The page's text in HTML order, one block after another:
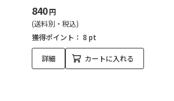
840円
(送料別・税込)
獲得ポイント： 8 pt
詳細 カートに入れる